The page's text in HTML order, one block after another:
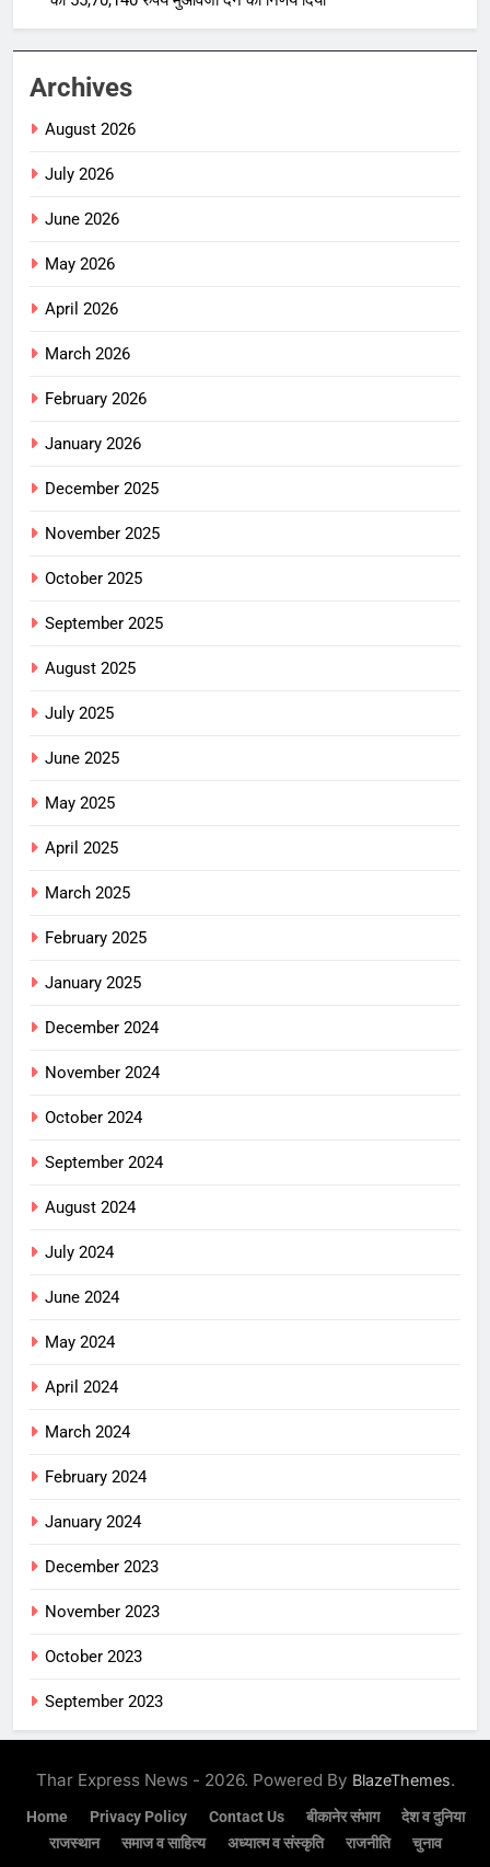
Archives
August 2026
July 2026
June 2026
May 2026
April 2026
March 2026
February 2026
January 2026
December 2025
November 2025
October 2025
September 2025
August 2025
July 2025
June 2025
May 2025
April 2025
March 2025
February 2025
January 2025
December 2024
November 2024
October 2024
September 2024
August 2024
July 2024
June 2024
May 2024
April 2024
March 2024
February 2024
January 2024
December 2023
November 2023
October 2023
September 2023
Thar Express News - 2026. Powered By BlazeThemes.
Home Privacy Policy Contact Us बीकानेर संभाग
देश व दुनिया
राजस्थान
समाज व साहित्य अध्यात्म व संस्कृति राजनीति चुनाव